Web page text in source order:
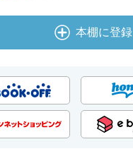
本棚に登録